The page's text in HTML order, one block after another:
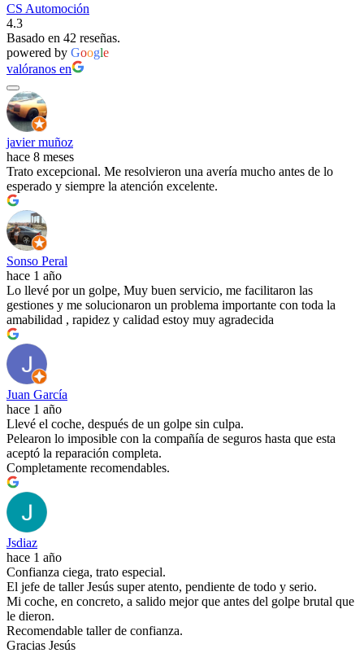
CS Automoción
4.3
Basado en 42 reseñas.
powered by Google
valóranos en
javier muñoz
hace 8 meses
Trato excepcional. Me resolvieron una avería mucho antes de lo
esperado y siempre la atención excelente.
Sonso Peral
hace 1 año
Lo llevé por un golpe, Muy buen servicio, me facilitaron las
gestiones y me solucionaron un problema importante con toda la
amabilidad , rapidez y calidad estoy muy agradecida
Juan García
hace 1 año
Llevé el coche, después de un golpe sin culpa.
Pelearon lo imposible con la compañía de seguros hasta que esta
aceptó la reparación completa.
Completamente recomendables.
Jsdiaz
hace 1 año
Confianza ciega, trato especial.
El jefe de taller Jesús super atento, pendiente de todo y serio.
Mi coche, en concreto, a salido mejor que antes del golpe brutal que
le dieron.
Recomendable taller de confianza.
Gracias Jesús